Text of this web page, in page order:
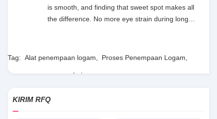
is smooth, and finding that sweet spot makes all
the difference. No more eye strain during long
fantastic once you dial in the IPD correctly. The
taking the time to set it up properly!""The Pico 4's
Tag: Alat penempaan logam Proses Penempaan Logam
proses penempaan baja
KIRIM RFQ